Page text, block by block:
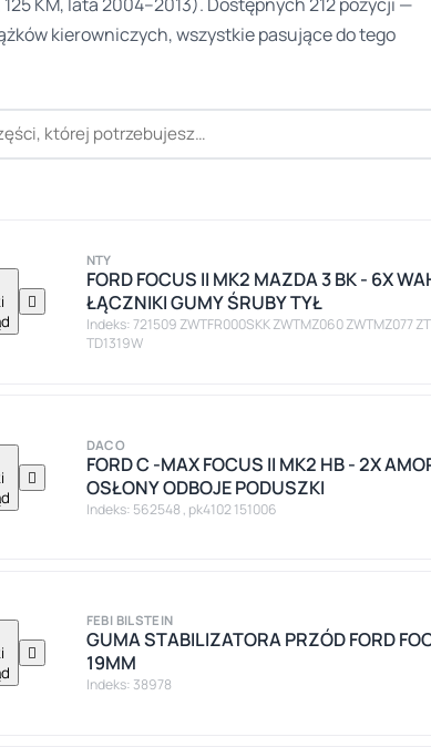
kierowniczych, wszystkie pasujące do tego

NTY
FORD FOCUS II MK2 MAZDA 3 BK - 6X
ŁĄCZNIKI GUMY ŚRUBY TYŁ
Indeks: 721509 ZWTFR000SKK ZWTMZ060 ZWTMZ077
TD1319W

DACO
FORD C -MAX FOCUS II MK2 HB - 2X
OSŁONY ODBOJE PODUSZKI
Indeks: 562548 , pk4102 151006

FEBI BILSTEIN
GUMA STABILIZATORA PRZÓD FORD
19MM
Indeks: 38978